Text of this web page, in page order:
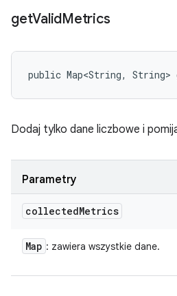
getValidMetrics
public Map<String,
Dodaj tylko dane liczbowe i
Parametry
collectedMetrics
Map : zawiera wszystkie dane.